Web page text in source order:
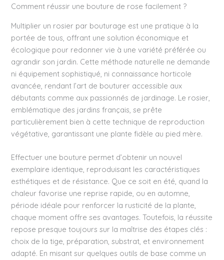
Comment réussir une bouture de rose facilement ?
Multiplier un rosier par bouturage est une pratique à la
portée de tous, offrant une solution économique et
écologique pour redonner vie à une variété préférée ou
agrandir son jardin. Cette méthode naturelle ne demande
ni équipement sophistiqué, ni connaissance horticole
avancée, rendant l’art de bouturer accessible aux
débutants comme aux passionnés de jardinage. Le rosier,
emblématique des jardins français, se prête
particulièrement bien à cette technique de reproduction
végétative, garantissant une plante fidèle au pied mère.
Effectuer une bouture permet d’obtenir un nouvel
exemplaire identique, reproduisant les caractéristiques
esthétiques et de résistance. Que ce soit en été, quand la
chaleur favorise une reprise rapide, ou en automne,
période idéale pour renforcer la rusticité de la plante,
chaque moment offre ses avantages. Toutefois, la réussite
repose presque toujours sur la maîtrise des étapes clés :
choix de la tige, préparation, substrat, et environnement
adapté. En misant sur quelques outils de base comme un